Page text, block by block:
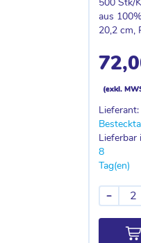
aus
20,2 cm,
(exkl.
Lieferant:
Lieferbar
8
Tag(en)
-